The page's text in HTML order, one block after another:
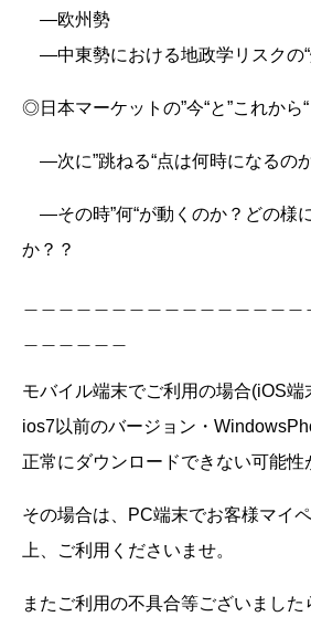
―欧州勢
―中東勢における地政学リスクの“
◎日本マーケットの”今“と”これから“
―次に”跳ねる“点は何時になるの
―その時”何“が動くのか？どの様
か？？
モバイル端末でご利用の場合(iOS端
ios7以前のバージョン・
正常にダウンロードできない可能性
その場合は、PC端末でお客様マイ
上、ご利用くださいませ。
またご利用の不具合等ございまし